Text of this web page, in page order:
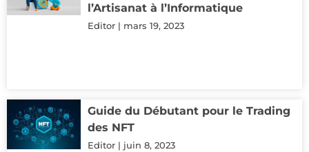
l’Artisanat à l’Informatique
Editor mars 19, 2023
Guide du Débutant pour le Trading
des NFT
Editor juin 8, 2023